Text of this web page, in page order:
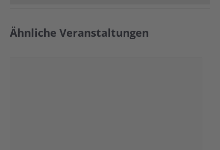
Ähnliche Veranstaltungen